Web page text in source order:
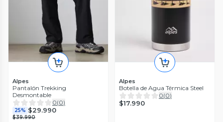
Alpes
Pantalón Trekking
Desmontable
0(0)
25% $29.990
$39.990
Alpes
Botella de Agua Térmica Steel
0(0)
$17.990